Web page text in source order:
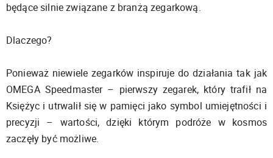
będące silnie związane z branżą zegarkową.
Dlaczego?
Ponieważ niewiele zegarków inspiruje do działania tak jak
OMEGA Speedmaster – pierwszy zegarek, który trafił na
Księżyc i utrwalił się w pamięci jako symbol umiejętności i
precyzji – wartości, dzięki którym podróże w kosmos
zaczęły być możliwe.